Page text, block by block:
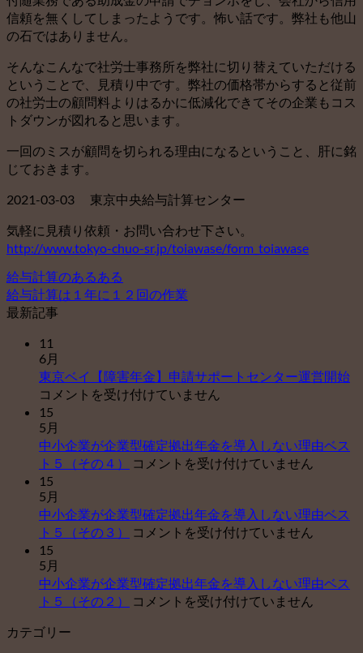
信頼を無くしてしまったようです。怖い話です。弊社も他山
の石ではありません。
そんなこんなで社労士事務所を弊社に切り替えていただける
ということで、見積り中です。弊社の価格帯からすると従前
の社労士の顧問料よりはるかに低減化できてその企業もコス
トダウンが図れると思います。
一回のミスが顧問を切られる理由になるということ、肝に銘
じておきます。
2021-03-03 東京中央給与計算センター
気軽に見積り依頼・お問い合わせ下さい。
http://www.tokyo-chuo-sr.jp/toiawase/form_toiawase
給与計算のあるある
給与計算は１年に１２回の作業
最新記事
11
6月
東京ベイ【障害年金】申請サポートセンター運営開始東
申
ー
コメントを受け付けていません
15
5月
中小企業が企業型確定拠出年金を導入しない理由ベス
ト５（その４）
中
業
が
型
確
コメントを受け付けていません
15
5月
中小企業が企業型確定拠出年金を導入しない理由ベス
ト５（その３）
中
業
が
コメントを受け付けていません
15
5月
中小企業が企業型確定拠出年金を導入しない理由ベス
ト５（その２）
中
コメントを受け付けていません
カテゴリー